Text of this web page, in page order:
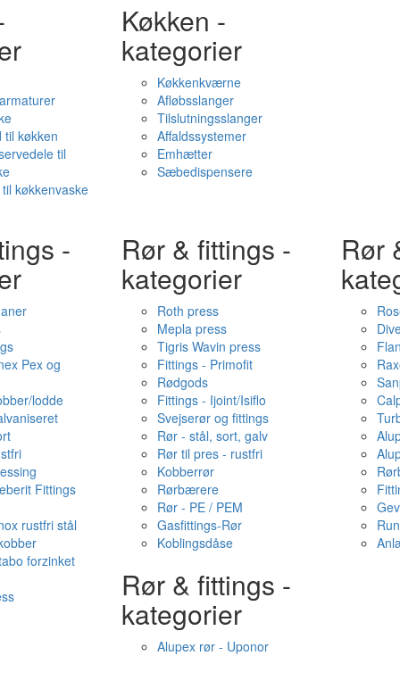
til køkken
til
køkkenvaske
Køkken -
kategorier
Køkkenkværne
Afløbsslanger
Tilslutningsslanger
Affaldssystemer
Emhætter
Sæbedispensere
-
Pex og
lodde
Fittings
rustfri stål
forzinket
Rør & fittings -
kategorier
Roth press
Mepla press
Tigris Wavin press
Fittings - Primofit
Rødgods
Fittings - Ijoint/Isiflo
Svejserør og fittings
Rør - stål, sort, galv
Rør til pres - rustfri
Kobberrør
Rørbærere
Rør - PE / PEM
Gasfittings-Rør
Koblingsdåse
Rør
Rør & fittings -
kategorier
Alupex rør - Uponor